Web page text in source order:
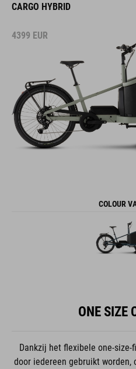
CARGO HYBRID
4399 EUR
COLOUR
ONE SIZE
Dankzij het flexibele one-
door iedereen gebruikt worden,